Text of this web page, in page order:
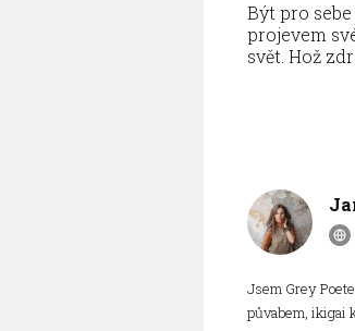
Být pro
projevem
svět. Hož
Jsem Grey
půvabem, ikigai